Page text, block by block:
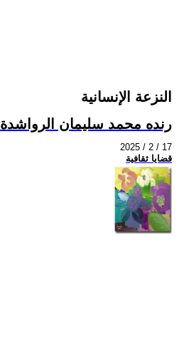
النزعة الإنسانية
رنده محمد سليمان الرواشدة
2025 / 2 / 17
قضايا ثقافية